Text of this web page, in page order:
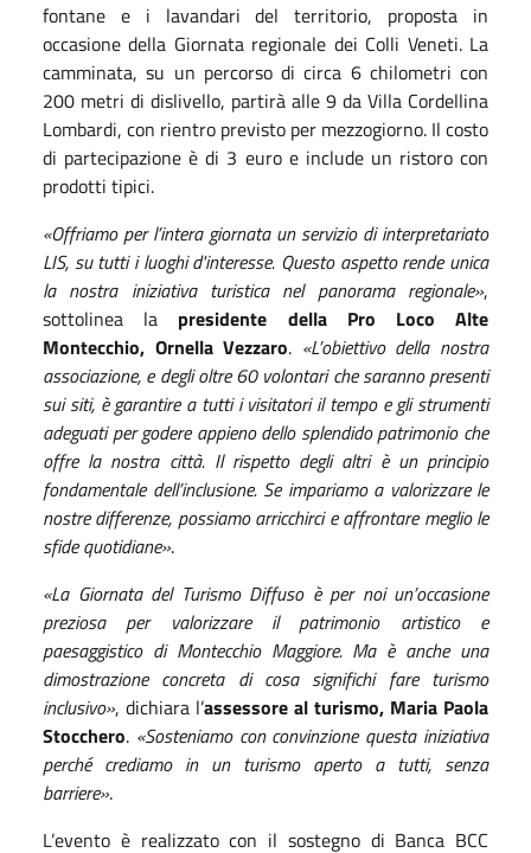
fontane e i lavandari del territorio, proposta in
occasione della Giornata regionale dei Colli Veneti. La
camminata, su un percorso di circa 6 chilometri con
200 metri di dislivello, partirà alle 9 da Villa Cordellina
Lombardi, con rientro previsto per mezzogiorno. Il costo
di partecipazione è di 3 euro e include un ristoro con
prodotti tipici.
«Offriamo per l’intera giornata un servizio di interpretariato
LIS, su tutti i luoghi d'interesse. Questo aspetto rende unica
la nostra iniziativa turistica nel panorama regionale»,
sottolinea la presidente della Pro Loco Alte
Montecchio, Ornella Vezzaro. «L’obiettivo della nostra
associazione, e degli oltre 60 volontari che saranno presenti
sui siti, è garantire a tutti i visitatori il tempo e gli strumenti
adeguati per godere appieno dello splendido patrimonio che
offre la nostra città. Il rispetto degli altri è un principio
fondamentale dell’inclusione. Se impariamo a valorizzare le
nostre differenze, possiamo arricchirci e affrontare meglio le
sfide quotidiane».
«La Giornata del Turismo Diffuso è per noi un’occasione
preziosa per valorizzare il patrimonio artistico e
paesaggistico di Montecchio Maggiore. Ma è anche una
dimostrazione concreta di cosa significhi fare turismo
inclusivo», dichiara l’assessore al turismo, Maria Paola
Stocchero. «Sosteniamo con convinzione questa iniziativa
perché crediamo in un turismo aperto a tutti, senza
barriere».
L’evento è realizzato con il sostegno di Banca BCC